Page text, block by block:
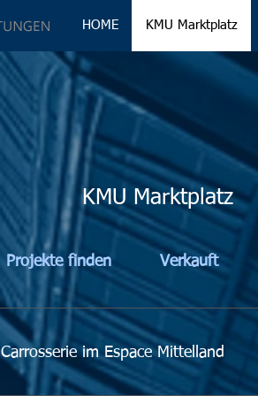
HOME KMU Marktplatz
KMU Marktplatz
Projekte finden Verkauft
Carrosserie im Espace Mittelland